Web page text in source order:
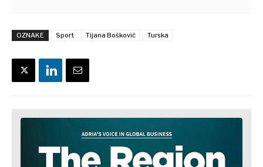
OZNAKE Sport Tijana Bošković Turska